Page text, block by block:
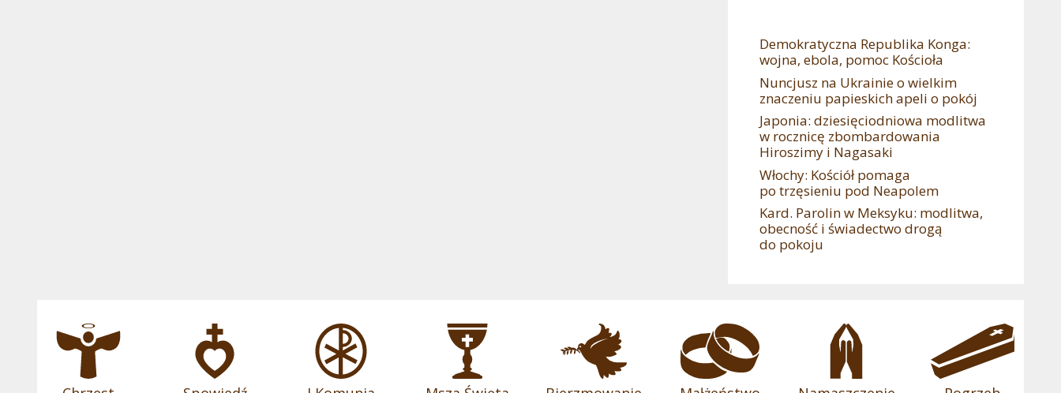
Demokratyczna Republika Konga:
wojna, ebola, pomoc Kościoła
Nuncjusz na Ukrainie o wielkim
znaczeniu papieskich apeli o pokój
Japonia: dziesięciodniowa modlitwa
w rocznicę zbombardowania
Hiroszimy i Nagasaki
Włochy: Kościół pomaga
po trzęsieniu pod Neapolem
Kard. Parolin w Meksyku: modlitwa,
obecność i świadectwo drogą
do pokoju